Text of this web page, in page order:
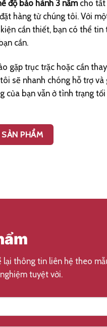
độ bảo hành 3 nămcho tất
hàng từ chúng tôi. Với
cần thiết, bạn có thể tin
cần.
gặp trục trặc hoặc cần
sẽ nhanh chóng hỗ trợ và
của bạn vẫn ở tình trạng
PHẨM
thông tin liên hệ theo
tuyệt vời.